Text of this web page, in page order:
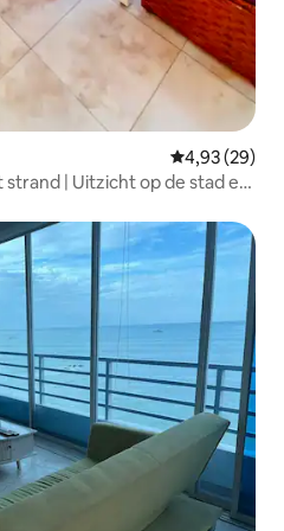
Gemiddelde
4,93 (29)
| Uitzicht op de stad en